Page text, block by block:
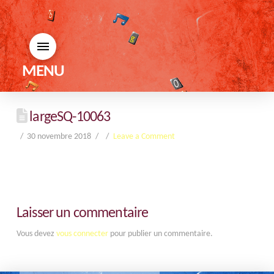
MENU
largeSQ-10063
30 novembre 2018 Leave a Comment
Laisser un commentaire
Vous devez vous connecterpour publier un commentaire.